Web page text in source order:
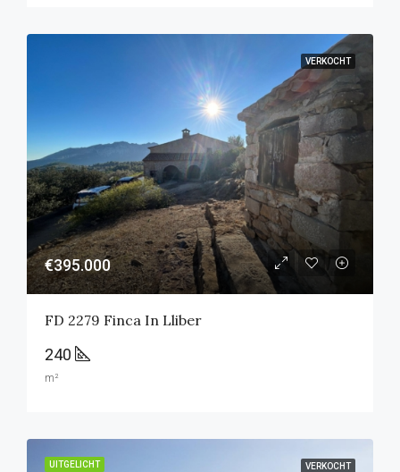
VERKOCHT
€395.000
FD 2279 Finca In Lliber
240
m²
UITGELICHT VERKOCHT